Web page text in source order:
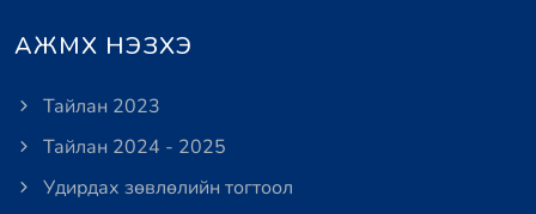
АЖМХ НЭЗХЭ
Тайлан 2023
Тайлан 2024 - 2025
Удирдах зөвлөлийн тогтоол